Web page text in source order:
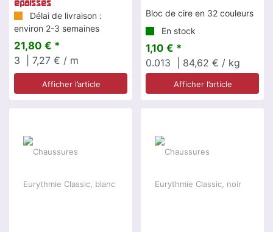
épaisses
Délai de livraison :
environ 2-3 semaines
21,80 € *
3
| 7,27 € / m
Afficher l’article
Bloc de cire en 32 couleurs
En stock
1,10 € *
0.013
| 84,62 € / kg
Afficher l’article